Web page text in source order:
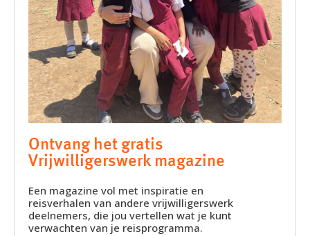
Ontvang het gratis
Vrijwilligerswerk magazine
Een magazine vol met inspiratie en
reisverhalen van andere vrijwilligerswerk
deelnemers, die jou vertellen wat je kunt
verwachten van je reisprogramma.